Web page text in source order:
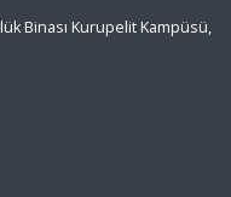
Binası Kurupelit Kampüsü,